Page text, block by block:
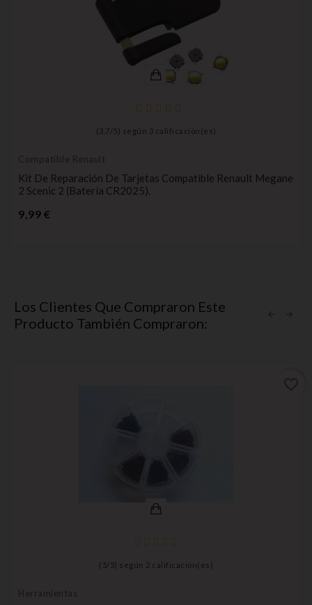
( 3,7 / 5) según 3 calificación(es)
Compatible Renault
Kit De Reparación De Tarjetas Compatible Renault Megane
2 Scenic 2 (batería CR2025).
9,99 €
Los Clientes Que Compraron Este
Producto También Compraron:
( 5/ 5) según 2 calificación(es)
Herramientas